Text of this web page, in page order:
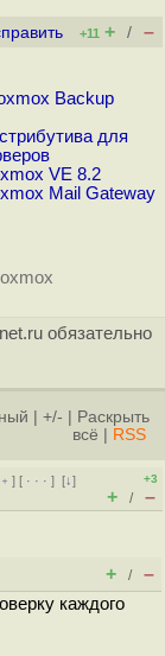
+11 + / –
Backup
для
VE 8.2
Mail Gateway
обязательно
+/-
Раскрыть
всё
RSS
] [ · · ·][↓]
+3
+ / –
+ / –
каждого